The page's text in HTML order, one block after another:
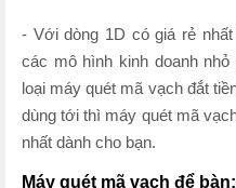
- Với dòng 1D có giá rẻ
các mô hình kinh doanh
loại máy quét mã vạch đắt
dùng tới thì máy quét mã
nhất dành cho bạn.
Máy quét mã vạch để bàn: